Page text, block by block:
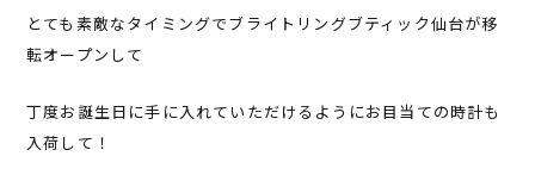
とても素敵なタイミングでブライトリングブティック仙台が移
転オープンして
丁度お誕生日に手に入れていただけるようにお目当ての時計も
入荷して！